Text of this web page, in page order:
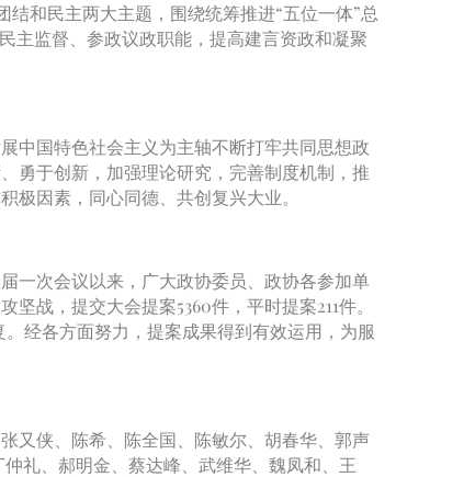
和民主两大主题，围绕统筹推进“五位一体”总
主监督、参政议政职能，提高建言资政和凝聚
中国特色社会主义为主轴不断打牢共同思想政
勇于创新，加强理论研究，完善制度机制，推
因素，同心同德、共创复兴大业。
一次会议以来，广大政协委员、政协各参加单
战，提交大会提案5360件，平时提案211件。
经各方面努力，提案成果得到有效运用，为服
又侠、陈希、陈全国、陈敏尔、胡春华、郭声
礼、郝明金、蔡达峰、武维华、魏凤和、王